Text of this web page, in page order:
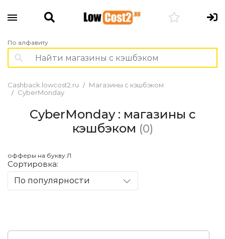
По алфавиту
Cashback.lowcost2.ru
Магазины с кэшбэком
CyberMonday
CyberMonday : магазины с
кэшбэком (0)
офферы на букву Л
Сортировка:
По популярности